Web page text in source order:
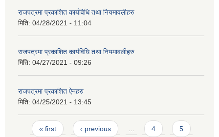
राजपत्रमा प्रकाशित कार्यविधि तथा नियमावलीहरु
मिति: 04/28/2021 - 11:04
राजपत्रमा प्रकाशित कार्यविधि तथा नियमावलीहरु
मिति: 04/27/2021 - 09:26
राजपत्रमा प्रकाशित ऐनहरु
मिति: 04/25/2021 - 13:45
Pages
« first ‹ previous 4 5